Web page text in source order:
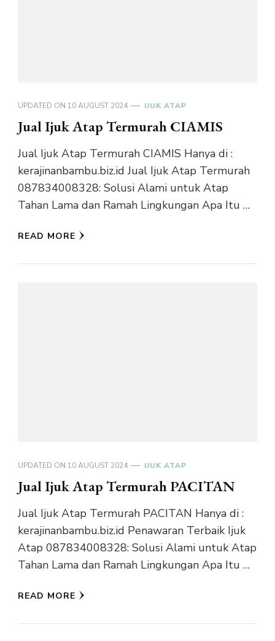
UPDATED ON 10 AUGUST 2024 IJUK ATAP
Jual Ijuk Atap Termurah CIAMIS
Jual Ijuk Atap Termurah CIAMIS Hanya di :
kerajinanbambu.biz.id Jual Ijuk Atap Termurah
087834008328: Solusi Alami untuk Atap
Tahan Lama dan Ramah Lingkungan Apa Itu …
READ MORE
UPDATED ON 10 AUGUST 2024 IJUK ATAP
Jual Ijuk Atap Termurah PACITAN
Jual Ijuk Atap Termurah PACITAN Hanya di :
kerajinanbambu.biz.id Penawaran Terbaik Ijuk
Atap 087834008328: Solusi Alami untuk Atap
Tahan Lama dan Ramah Lingkungan Apa Itu …
READ MORE